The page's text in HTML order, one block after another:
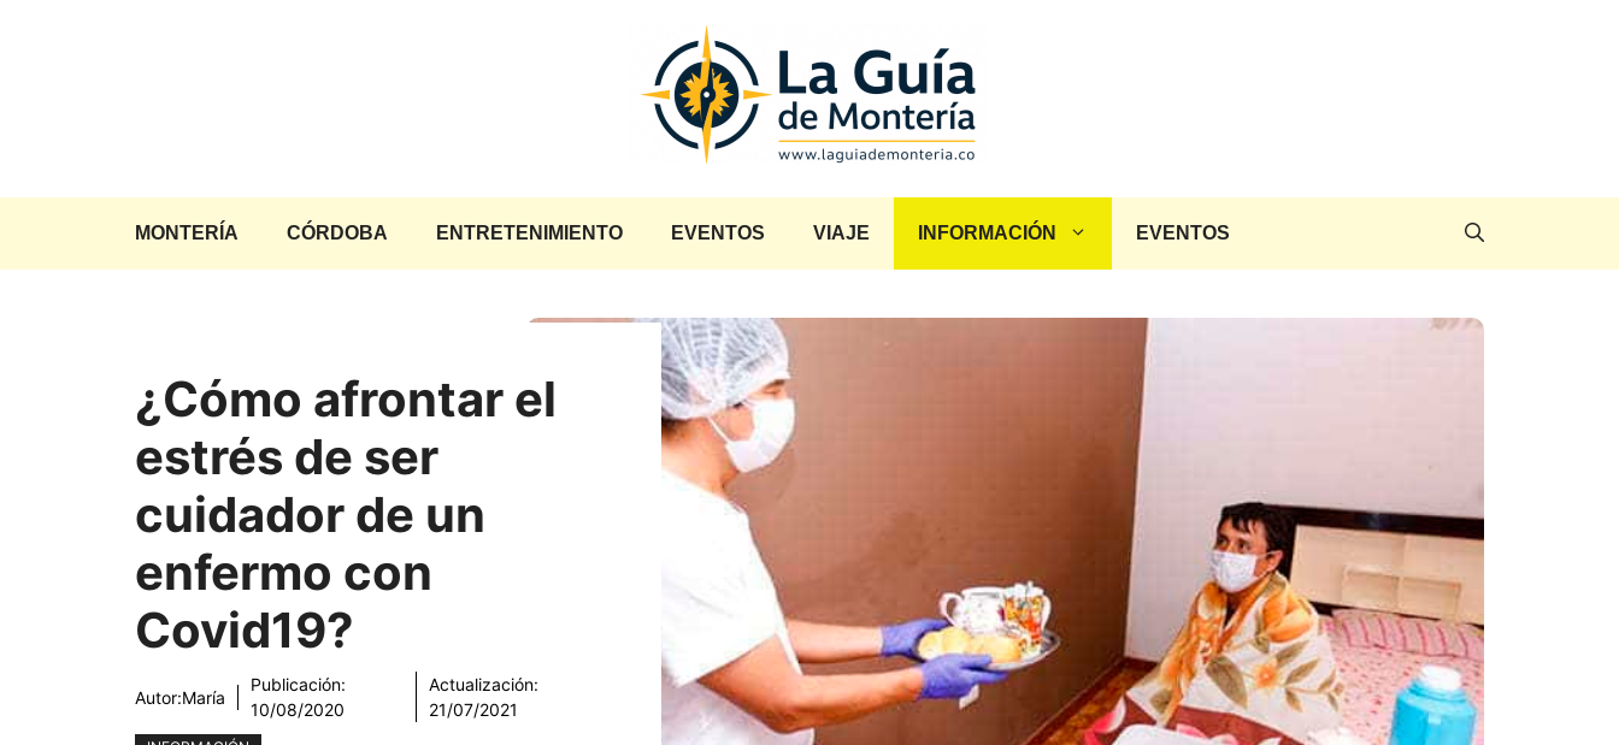
MONTERÍA CÓRDOBA ENTRETENIMIENTO EVENTOS VIAJE INFORMACIÓN EVENTOS
¿Cómo afrontar el
estrés de ser
cuidador de un
enfermo con
Covid19?
Autor:María
Publicación:
10/08/2020
Actualización:
21/07/2021